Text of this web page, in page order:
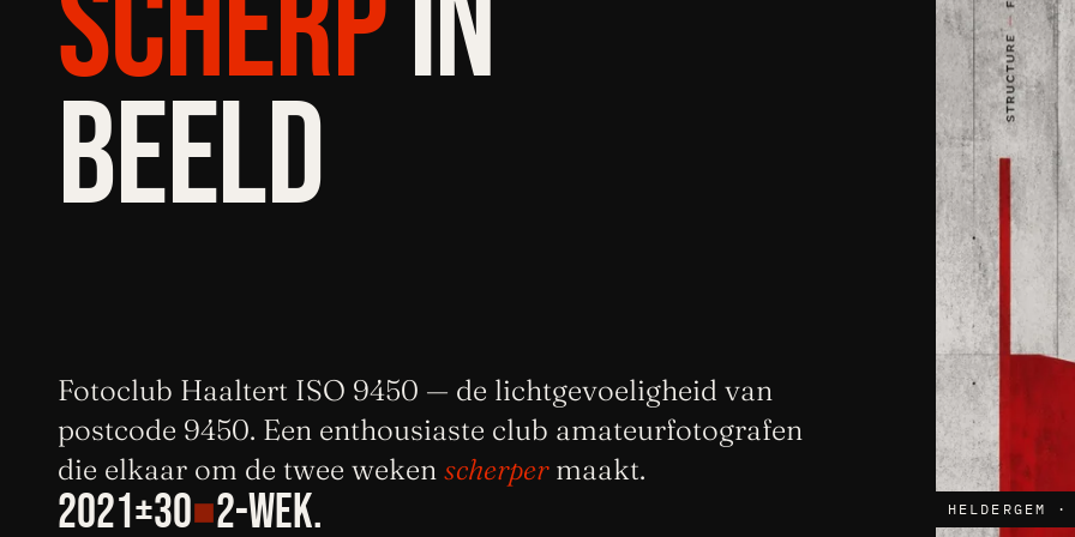
BEELD
HELDERGEM
Fotoclub Haaltert ISO 9450 — de lichtgevoeligheid van
postcode 9450. Een enthousiaste club amateurfotografen
die elkaar om de twee weken scherpermaakt.
2021±30 2-wek.